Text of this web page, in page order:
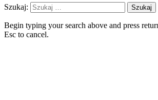
Szukaj:
Begin typing your search above and press
Esc to cancel.